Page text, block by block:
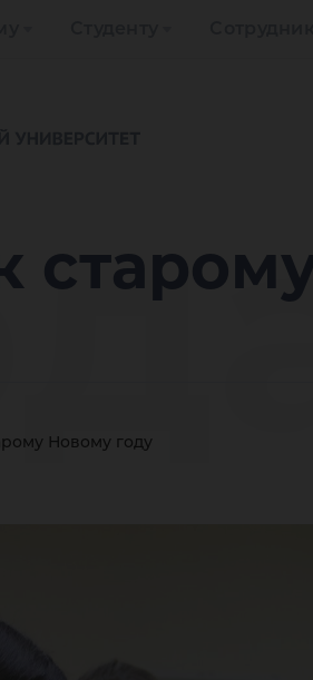
Новому году